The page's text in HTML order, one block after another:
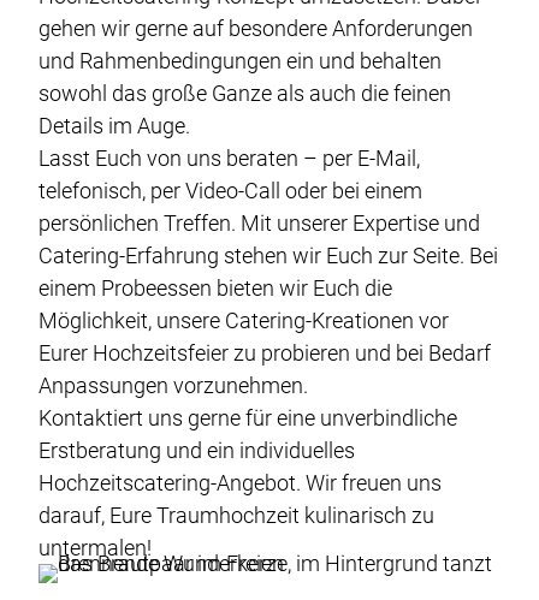
gehen wir gerne auf besondere Anforderungen
und Rahmenbedingungen ein und behalten
sowohl das große Ganze als auch die feinen
Details im Auge.
Lasst Euch von uns beraten – per E-Mail,
telefonisch, per Video-Call oder bei einem
persönlichen Treffen. Mit unserer Expertise und
Catering-Erfahrung stehen wir Euch zur Seite. Bei
einem Probeessen bieten wir Euch die
Möglichkeit, unsere Catering-Kreationen vor
Eurer Hochzeitsfeier zu probieren und bei Bedarf
Anpassungen vorzunehmen.
Kontaktiert uns gerne für eine unverbindliche
Erstberatung und ein individuelles
Hochzeitscatering-Angebot. Wir freuen uns
darauf, Eure Traumhochzeit kulinarisch zu
untermalen!